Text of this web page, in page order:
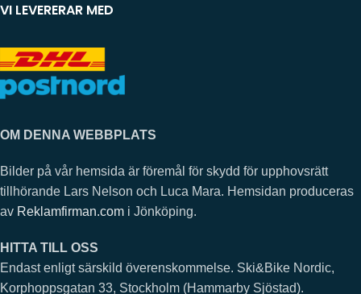
VI LEVERERAR MED
OM DENNA WEBBPLATS
Bilder på vår hemsida är föremål för skydd för upphovsrätt
tillhörande Lars Nelson och Luca Mara. Hemsidan produceras
av Reklamfirman.com i Jönköping.
HITTA TILL OSS
Endast enligt särskild överenskommelse. Ski&Bike Nordic,
Korphoppsgatan 33, Stockholm (Hammarby Sjöstad).